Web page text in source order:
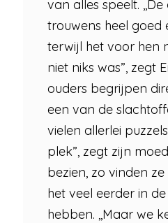
van alles speelt.
trouwens heel goed
terwijl het voor hen
niet niks was”, zegt
ouders begrijpen
een van de
vielen allerlei
plek”, zegt zijn
bezien, zo vinden
het veel eerder in
hebben. ,,Maar we